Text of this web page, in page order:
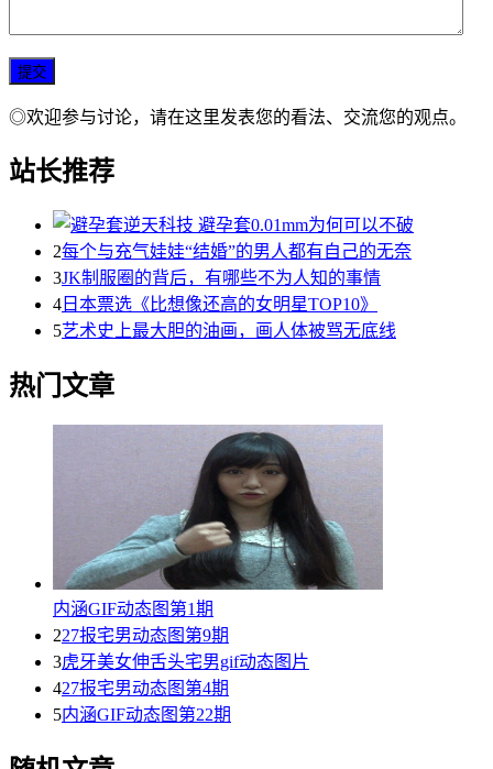
◎欢迎参与讨论，请在这里发表您的看法、交流您的观点。
站长推荐
2每个与充气娃娃“结婚”的男人都有自己的无奈
3JK制服圈的背后，有哪些不为人知的事情
4 日本票选《比想像还高的女明星TOP10》
5艺术史上最大胆的油画，画人体被骂无底线
热门文章
内涵GIF动态图第1期
227报宅男动态图第9期
3虎牙美女伸舌头宅男gif动态图片
427报宅男动态图第4期
5内涵GIF动态图第22期